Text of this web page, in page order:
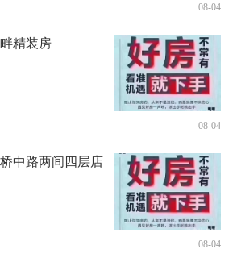
08-04
精装房
08-04
中路两间四层店
08-04